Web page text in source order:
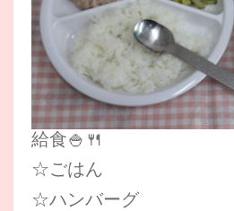
給食🍚🍴
☆ごはん
☆ハンバーグ